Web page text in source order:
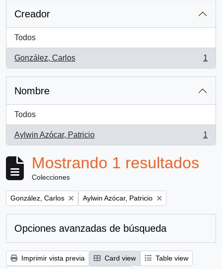
Creador
Todos
González, Carlos
, 1 resultados
1
Nombre
Todos
Aylwin Azócar, Patricio
, 1 resultados
1
Mostrando 1 resultados
Colecciones
Remove filter:
González, Carlos Remove filter:
Aylwin Azócar, Patricio
Opciones avanzadas de búsqueda
Imprimir vista previa Card view
Table view